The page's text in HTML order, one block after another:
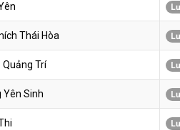
Thái Hòa
Trí
Yên Sinh